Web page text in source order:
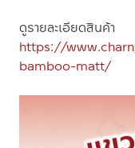
ดูรายละเอียดสินค้า
https://
bamboo-matt/